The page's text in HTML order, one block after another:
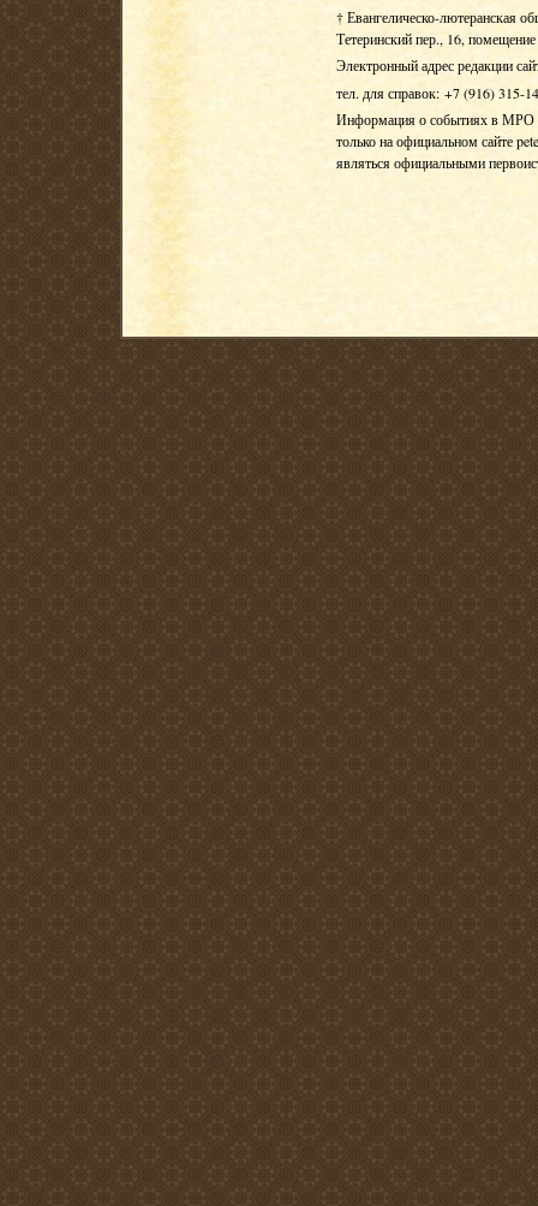
† Евангелическо-лютеранская
Тетеринский пер., 16,
Электронный адрес редакции
тел. для справок: +7 (916) 315-
Информация о событиях в МРО
только на официальном сайте
являться официальными